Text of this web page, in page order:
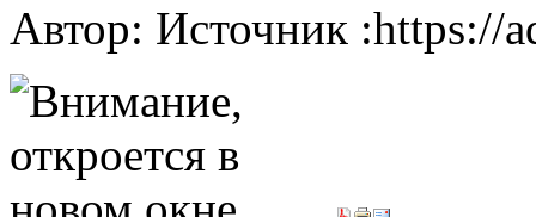
Автор: Источник :https://